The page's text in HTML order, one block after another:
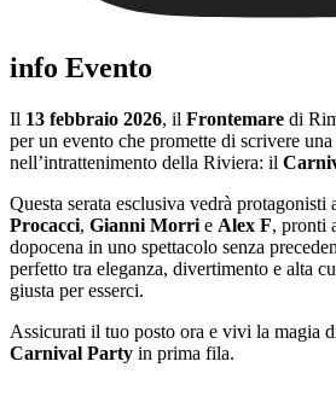
info Evento
Il 13 febbraio 2026, il Frontemare di
per un evento che promette di scrivere
nell’intrattenimento della Riviera: il
Questa serata esclusiva vedrà
Procacci, Gianni Morri e Alex F, pronti
dopocena in uno spettacolo senza
perfetto tra eleganza, divertimento e alta
giusta per esserci.
Assicurati il tuo posto ora e vivi la magia
Carnival Party in prima fila.